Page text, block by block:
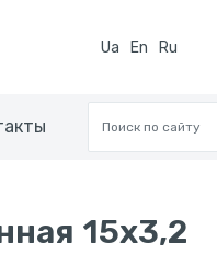
Ua En Ru
15x3,2